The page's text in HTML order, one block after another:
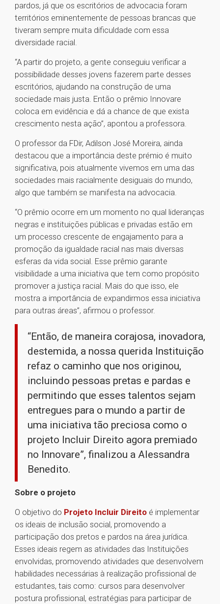
pardos, já que os escritórios de advocacia foram
territórios eminentemente de pessoas brancas que
tiveram sempre muita dificuldade com essa
diversidade racial.
“A partir do projeto, a gente conseguiu verificar a
possibilidade desses jovens fazerem parte desses
escritórios, ajudando na construção de uma
sociedade mais justa. Então o prêmio Innovare
coloca em evidência e dá a chance de que exista
crescimento nesta ação”, apontou a professora.
O professor da FDir, Adilson José Moreira, ainda
destacou que a importância deste prémio é muito
significativa, pois atualmente vivemos em uma das
sociedades mais racialmente desiguais do mundo,
algo que também se manifesta na advocacia.
“O prêmio ocorre em um momento no qual lideranças
negras e instituições públicas e privadas estão em
um processo crescente de engajamento para a
promoção da igualdade racial nas mais diversas
esferas da vida social. Esse prêmio garante
visibilidade a uma iniciativa que tem como propósito
promover a justiça racial. Mais do que isso, ele
mostra a importância de expandirmos essa iniciativa
para outras áreas”, afirmou o professor.
“Então, de maneira corajosa, inovadora,
destemida, a nossa querida Instituição
refaz o caminho que nos originou,
incluindo pessoas pretas e pardas e
permitindo que esses talentos sejam
entregues para o mundo a partir de
uma iniciativa tão preciosa como o
projeto Incluir Direito agora premiado
no Innovare”, finalizou a Alessandra
Benedito.
Sobre o projeto
O objetivo do Projeto Incluir Direito é implementar
os ideais de inclusão social, promovendo a
participação dos pretos e pardos na área jurídica.
Esses ideais regem as atividades das Instituições
envolvidas, promovendo atividades que desenvolvem
habilidades necessárias à realização profissional de
estudantes, tais como: cursos para desenvolver
postura profissional, estratégias para participar de